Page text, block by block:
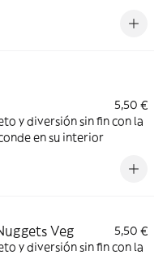
5,50 €
y diversión sin fin con la
en su interior
Veg
5,50 €
y diversión sin fin con la